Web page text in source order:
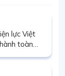
lực Việt
toàn